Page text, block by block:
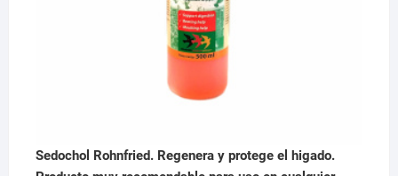
Sedochol Rohnfried. Regenera y protege el higado.